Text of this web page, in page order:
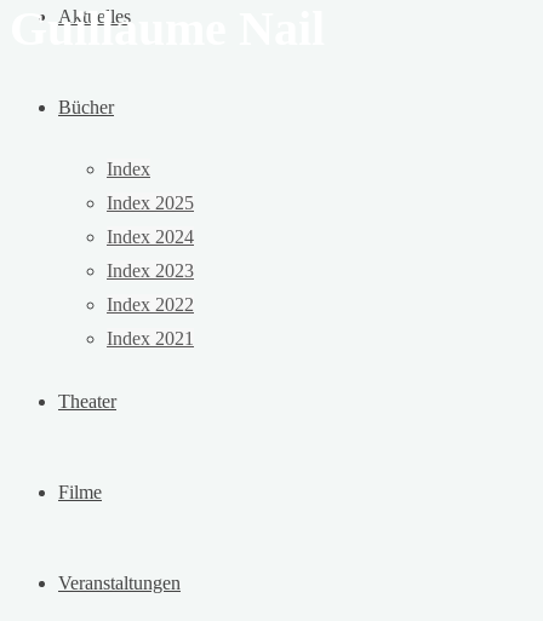
Aktuelles
Bücher
Index
Index 2025
Index 2024
Index 2023
Index 2022
Index 2021
Theater
Filme
Veranstaltungen
Guillaume Nail